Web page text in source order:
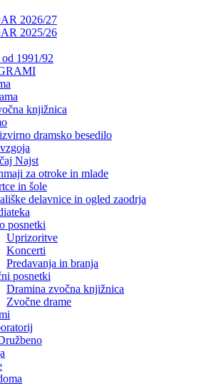
2026/27
2025/26
1991/92
knjižnica
dramsko besedilo
Najst
za otroke in mlade
in šole
delavnice in ogled zaodrja
posnetki
Uprizoritve
Koncerti
Predavanja in branja
posnetki
Dramina zvočna knjižnica
Zvočne drame